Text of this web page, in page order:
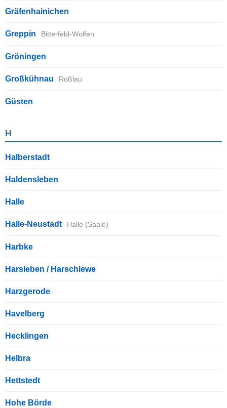
Gräfenhainichen
Greppin Bitterfeld-Wolfen
Gröningen
Großkühnau Roßlau
Güsten
H
Halberstadt
Haldensleben
Halle
Halle-Neustadt Halle (Saale)
Harbke
Harsleben / Harschlewe
Harzgerode
Havelberg
Hecklingen
Helbra
Hettstedt
Hohe Börde